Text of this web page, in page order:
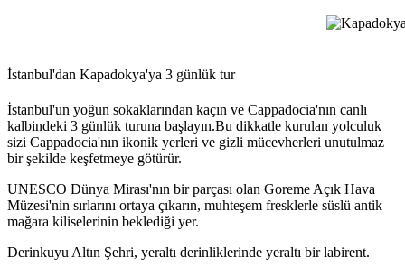
İstanbul'dan Kapadokya'ya 3 günlük tur
İstanbul'un yoğun sokaklarından kaçın ve Cappadocia'nın canlı
kalbindeki 3 günlük turuna başlayın.Bu dikkatle kurulan yolculuk
sizi Cappadocia'nın ikonik yerleri ve gizli mücevherleri unutulmaz
bir şekilde keşfetmeye götürür.
UNESCO Dünya Mirası'nın bir parçası olan Goreme Açık Hava
Müzesi'nin sırlarını ortaya çıkarın, muhteşem fresklerle süslü antik
mağara kiliselerinin beklediği yer.
Derinkuyu Altın Şehri, yeraltı derinliklerinde yeraltı bir labirent.